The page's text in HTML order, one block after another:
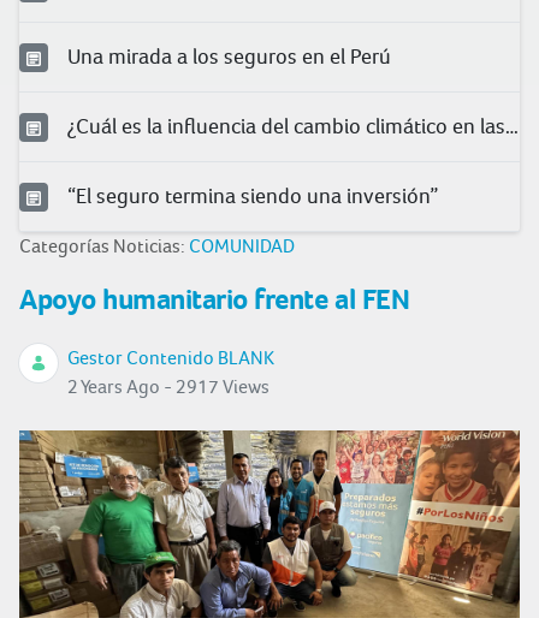
Una mirada a los seguros en el Perú
¿Cuál es la influencia del cambio climático en las condiciones laborales?
“El seguro termina siendo una inversión”
Categorías Noticias: COMUNIDAD
Apoyo humanitario frente al FEN
Gestor Contenido BLANK
2 Years Ago - 2917 Views